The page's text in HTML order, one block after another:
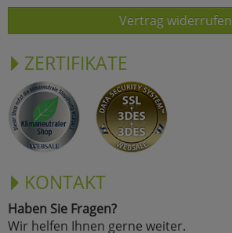
Vertrag widerrufen
ZERTIFIKATE
KONTAKT
Haben Sie Fragen?
Wir helfen Ihnen gerne weiter.